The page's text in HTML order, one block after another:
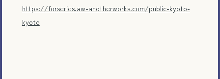
https://forseries.aw-anotherworks.com/public-kyoto-
kyoto